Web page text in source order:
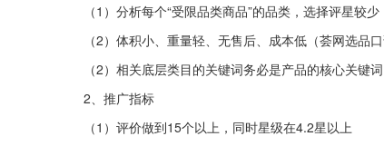
（1）分析每个“受限品类商品”的品类，选择评星较
（2）体积小、重量轻、无售后、成本低（荟网选品口
（2）相关底层类目的关键词务必是产品的核心关键词
2、推广指标
（1）评价做到15个以上，同时星级在4.2星以上